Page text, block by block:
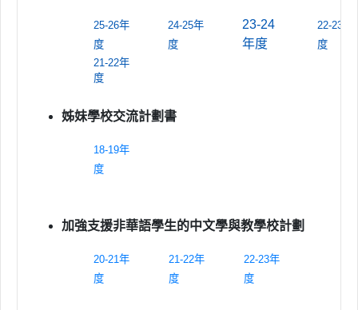
25-26年
度
24-25年
度
23-24
年度
22-23年
度
21-22年
度
姊妹學校交流計劃書
18-19年
度
加強支援非華語學生的中文學與教學校計劃
20-21年
度
21-22年
度
22-23年
度